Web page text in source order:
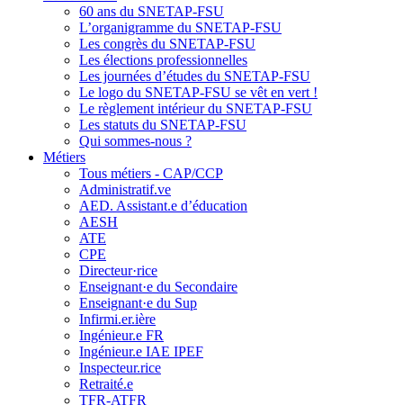
60 ans du SNETAP-FSU
L’organigramme du SNETAP-FSU
Les congrès du SNETAP-FSU
Les élections professionnelles
Les journées d’études du SNETAP-FSU
Le logo du SNETAP-FSU se vêt en vert !
Le règlement intérieur du SNETAP-FSU
Les statuts du SNETAP-FSU
Qui sommes-nous ?
Métiers
Tous métiers - CAP/CCP
Administratif.ve
AED. Assistant.e d’éducation
AESH
ATE
CPE
Directeur·rice
Enseignant·e du Secondaire
Enseignant·e du Sup
Infirmi.er.ière
Ingénieur.e FR
Ingénieur.e IAE IPEF
Inspecteur.rice
Retraité.e
TFR-ATFR